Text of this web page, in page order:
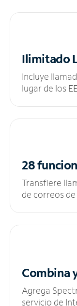
Ilimitado
Incluye
lugar de los
28
Transfiere
de correos de
Combina
Agrega
servicio de